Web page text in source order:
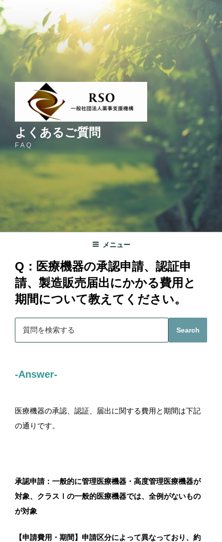
コ
ン
テ
よくあるご質問
F A Q
メニュー
Q：医療機器の承認申請、認証申
請、製造販売届出にかかる費用と
期間について教えてください。
o
Search
-Answer-
医療機器の承認、認証、届出に関する費用と期間は下記
の通りです。
承認申請：一般的に管理医療機器・高度管理医療機器が
対象、クラスⅠの一般的医療機器では、全例がないもの
が対象
【申請費用・期間】申請区分によって異なっており、約